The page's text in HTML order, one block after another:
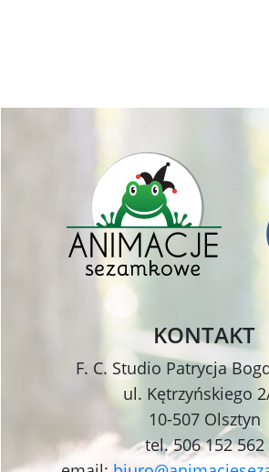
KONTAKT
F. C. Studio Patrycja
ul. Kętrzyńskiego
10-507 Olsztyn
tel. 506 152 562